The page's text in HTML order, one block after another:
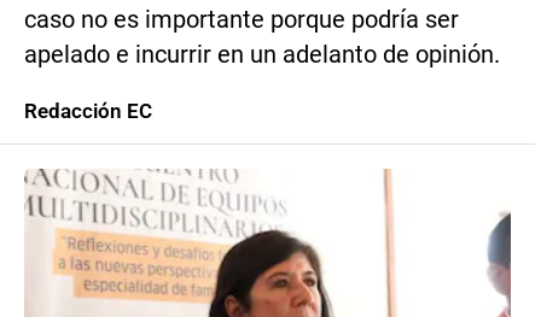
caso no es importante porque podría ser
apelado e incurrir en un adelanto de opinión.
Redacción EC